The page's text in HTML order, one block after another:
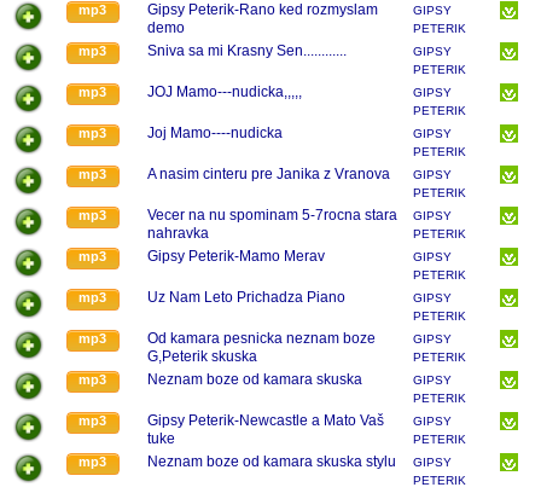
mp3
Gipsy Peterik-Rano ked rozmyslam
demo
GIPSY
PETERIK
mp3 Sniva sa mi Krasny Sen............
GIPSY
PETERIK
mp3 JOJ Mamo---nudicka,,,,,
GIPSY
PETERIK
mp3 Joj Mamo----nudicka
GIPSY
PETERIK
mp3 A nasim cinteru pre Janika z Vranova
GIPSY
PETERIK
mp3
Vecer na nu spominam 5-7rocna stara
nahravka
GIPSY
PETERIK
mp3 Gipsy Peterik-Mamo Merav
GIPSY
PETERIK
mp3 Uz Nam Leto Prichadza Piano
GIPSY
PETERIK
mp3
Od kamara pesnicka neznam boze
G,Peterik skuska
GIPSY
PETERIK
mp3 Neznam boze od kamara skuska
GIPSY
PETERIK
mp3
Gipsy Peterik-Newcastle a Mato Vaš
tuke
GIPSY
PETERIK
mp3 Neznam boze od kamara skuska stylu
GIPSY
PETERIK